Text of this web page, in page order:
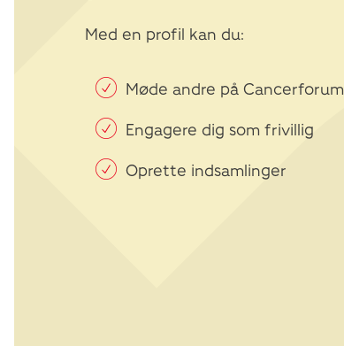
Med en profil kan du:
Møde andre på Cancerforum
Engagere dig som frivillig
Oprette indsamlinger